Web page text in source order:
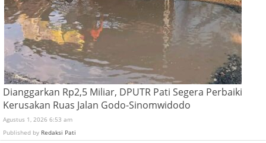
Dianggarkan Rp2,5 Miliar, DPUTR Pati Segera Perbaiki
Kerusakan Ruas Jalan Godo-Sinomwidodo
Agustus 1, 2026 6:53 am
Published by Redaksi Pati